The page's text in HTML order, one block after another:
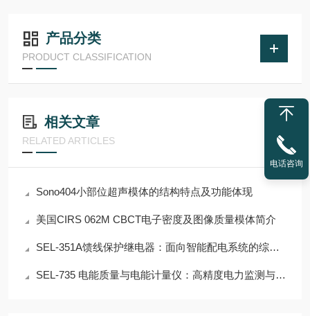
产品分类
PRODUCT CLASSIFICATION
相关文章
RELATED ARTICLES
Sono404小部位超声模体的结构特点及功能体现
美国CIRS 062M CBCT电子密度及图像质量模体简介
SEL-351A馈线保护继电器：面向智能配电系统的综合保护与自动化解决方案
SEL-735 电能质量与电能计量仪：高精度电力监测与智能能源管理解决方案
电话咨询